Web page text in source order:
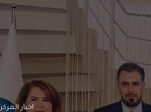
اخبار المركز